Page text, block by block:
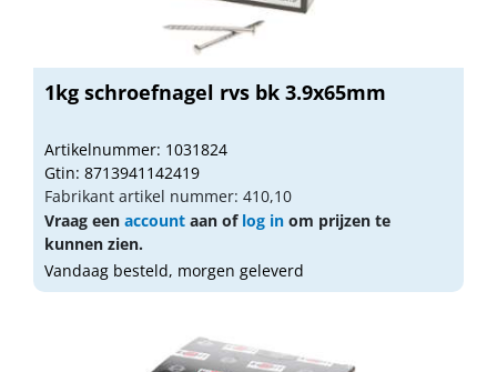
1kg schroefnagel rvs bk 3.9x65mm
Artikelnummer: 1031824
Gtin: 8713941142419
Fabrikant artikel nummer: 410,10
Vraag een account aan of log in om prijzen te
kunnen zien.
Vandaag besteld, morgen geleverd